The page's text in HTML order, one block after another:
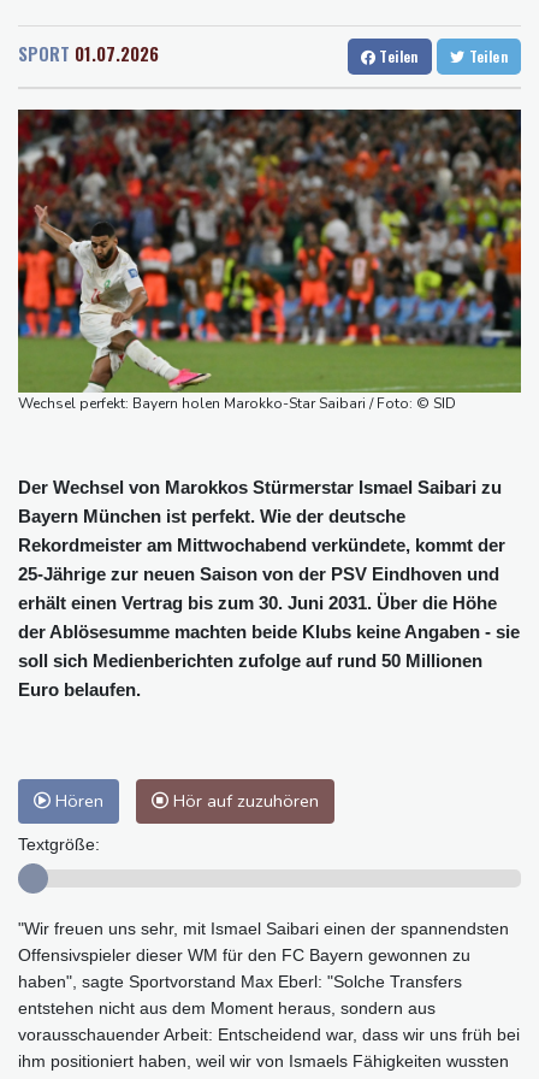
Dresden
Wien
25 °C
Baden-Baden
17 °C
Mindestens zwei Tote bei Bombenexplosion in Kleinbus nahe
Real Madrid verlängert mit Vinicius Jr. bis 2032
Schwimm-EM: Eikermann und Rösler gewinnen Silber und Bronze
Syrische Staatsmedien: Bombe in Kleinbus nahe Damaskus
explodiert
Bundesanwaltschaft übernimmt Ermittlungen zu Sprengstoff-
Drohne in Leipzig
42,2 Grad: Allzeit-Hitzerekord in der Slowakei nach nur einem
Tag gebrochen
SPORT 01.07.2026 Teilen Teilen
Wechsel perfekt: Bayern holen Marokko-Star Saibari / Foto: © SID
Der Wechsel von Marokkos Stürmerstar Ismael Saibari zu
Bayern München ist perfekt. Wie der deutsche
Rekordmeister am Mittwochabend verkündete, kommt der
25-Jährige zur neuen Saison von der PSV Eindhoven und
erhält einen Vertrag bis zum 30. Juni 2031. Über die Höhe
der Ablösesumme machten beide Klubs keine Angaben - sie
soll sich Medienberichten zufolge auf rund 50 Millionen
Euro belaufen.
Hören Hör auf zuzuhören
Textgröße:
"Wir freuen uns sehr, mit Ismael Saibari einen der spannendsten
Offensivspieler dieser WM für den FC Bayern gewonnen zu
haben", sagte Sportvorstand Max Eberl: "Solche Transfers
entstehen nicht aus dem Moment heraus, sondern aus
vorausschauender Arbeit: Entscheidend war, dass wir uns früh bei
ihm positioniert haben, weil wir von Ismaels Fähigkeiten wussten